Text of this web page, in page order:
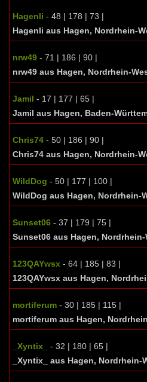
Hagenli - 48 | 178 | 73 |
Hagenli aus Hagen, Nordrhein-
nrw49 - 71 | 186 | 90 |
nrw49 aus Hagen, Nordrhein-
Jamil - 17 | 177 | 65 |
Jamil aus Hagen, Baden-
Chris74 - 50 | 186 | 90 |
Chris74 aus Hagen, Nordrhein-
WildDog - 50 | 177 | 100 |
WildDog aus Hagen, Nordrhein-
Sunset06 - 37 | 179 | 75 |
Sunset06 aus Hagen,
123QAYwsx - 64 | 185 | 83 |
123QAYwsx aus Hagen,
mortiferum - 30 | 185 | 115 |
mortiferum aus Hagen,
_Xyntix_
- 32 | 180 | 65 |
_Xyntix_ aus Hagen, Nordrhein-